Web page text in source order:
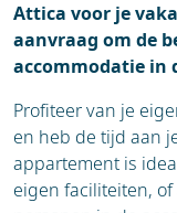
Attica voor je
aanvraag om de
accommodatie in
Profiteer van je
en heb de tijd aan
appartement is
eigen faciliteiten,